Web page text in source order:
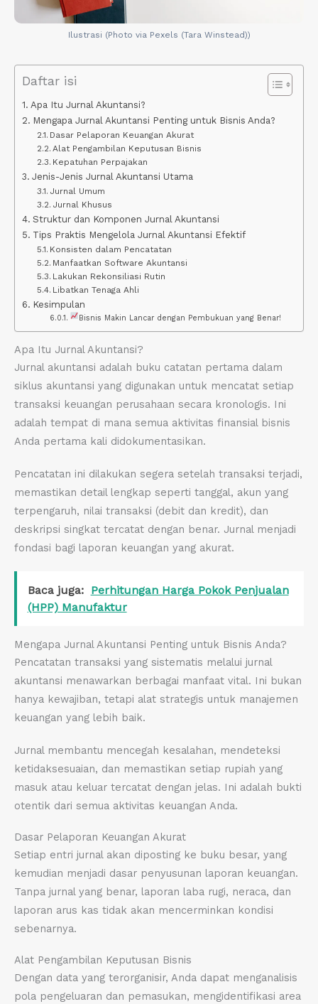
Ilustrasi (Photo via Pexels (Tara Winstead))
Daftar isi
Apa Itu Jurnal Akuntansi?
Mengapa Jurnal Akuntansi Penting untuk Bisnis Anda?
Dasar Pelaporan Keuangan Akurat
Alat Pengambilan Keputusan Bisnis
Kepatuhan Perpajakan
Jenis-Jenis Jurnal Akuntansi Utama
Jurnal Umum
Jurnal Khusus
Struktur dan Komponen Jurnal Akuntansi
Tips Praktis Mengelola Jurnal Akuntansi Efektif
Konsisten dalam Pencatatan
Manfaatkan Software Akuntansi
Lakukan Rekonsiliasi Rutin
Libatkan Tenaga Ahli
Kesimpulan
Bisnis Makin Lancar dengan Pembukuan yang Benar!
Apa Itu Jurnal Akuntansi?
Jurnal akuntansi adalah buku catatan pertama dalam
siklus akuntansi yang digunakan untuk mencatat setiap
transaksi keuangan perusahaan secara kronologis. Ini
adalah tempat di mana semua aktivitas finansial bisnis
Anda pertama kali didokumentasikan.
Pencatatan ini dilakukan segera setelah transaksi terjadi,
memastikan detail lengkap seperti tanggal, akun yang
terpengaruh, nilai transaksi (debit dan kredit), dan
deskripsi singkat tercatat dengan benar. Jurnal menjadi
fondasi bagi laporan keuangan yang akurat.
Baca juga:
Perhitungan Harga Pokok Penjualan
(HPP) Manufaktur
Mengapa Jurnal Akuntansi Penting untuk Bisnis Anda?
Pencatatan transaksi yang sistematis melalui jurnal
akuntansi menawarkan berbagai manfaat vital. Ini bukan
hanya kewajiban, tetapi alat strategis untuk manajemen
keuangan yang lebih baik.
Jurnal membantu mencegah kesalahan, mendeteksi
ketidaksesuaian, dan memastikan setiap rupiah yang
masuk atau keluar tercatat dengan jelas. Ini adalah bukti
otentik dari semua aktivitas keuangan Anda.
Dasar Pelaporan Keuangan Akurat
Setiap entri jurnal akan diposting ke buku besar, yang
kemudian menjadi dasar penyusunan laporan keuangan.
Tanpa jurnal yang benar, laporan laba rugi, neraca, dan
laporan arus kas tidak akan mencerminkan kondisi
sebenarnya.
Alat Pengambilan Keputusan Bisnis
Dengan data yang terorganisir, Anda dapat menganalisis
pola pengeluaran dan pemasukan, mengidentifikasi area